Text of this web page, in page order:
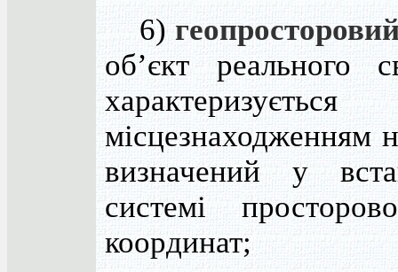
6)
об’єкт реального
місцезнаходженням
визначений у
системі
координат;